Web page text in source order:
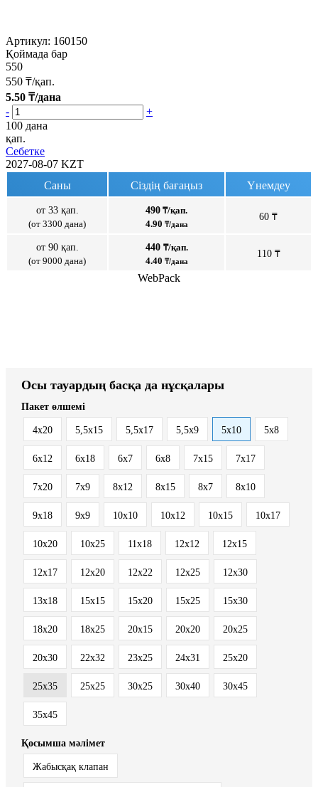
Артикул: 160150
Қоймада бар
550
550 ₸/қап.
5.50 ₸/дана
-
+
100 дана
қап.
Себетке
2027-08-07 KZT
Саны
Сіздің бағаңыз Үнемдеу
от 33 қап.
(от 3300 дана)
490 ₸/қап.
4.90 ₸/дана
60 ₸
от 90 қап.
(от 9000 дана)
440 ₸/қап.
4.40 ₸/дана
110 ₸
WebPack
Осы тауардың басқа да нұсқалары
Пакет өлшемі
4x20 5,5x15 5,5x17 5,5x9 5x10 5x8
6x12 6x18 6x7 6x8 7x15 7x17
7x20 7x9 8x12 8x15 8x7 8х10
9x18 9x9 10x10 10x12 10x15 10x17
10x20 10x25 11x18 12x12 12x15
12x17 12x20 12x22 12x25 12x30
13x18 15x15 15x20 15x25 15x30
18x20 18x25 20x15 20x20 20x25
20x30 22x32 23x25 24x31 25x20
25x35 25х25 30x25 30x40 30x45
35x45
Қосымша мәлімет
Жабысқақ клапан